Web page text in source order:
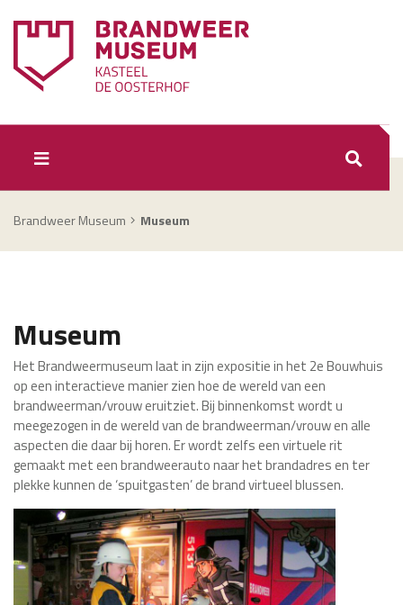
ZOEKEN
Brandweer Museum Museum
Museum
Het Brandweermuseum laat in zijn expositie in het 2e Bouwhuis
op een interactieve manier zien hoe de wereld van een
brandweerman/vrouw eruitziet. Bij binnenkomst wordt u
meegezogen in de wereld van de brandweerman/vrouw en alle
aspecten die daar bij horen. Er wordt zelfs een virtuele rit
gemaakt met een brandweerauto naar het brandadres en ter
plekke kunnen de ‘spuitgasten’ de brand virtueel blussen.